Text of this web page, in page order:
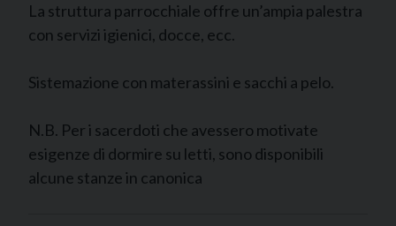
La struttura parrocchiale offre un’ampia palestra
con servizi igienici, docce, ecc.
Sistemazione con materassini e sacchi a pelo.
N.B. Per i sacerdoti che avessero motivate
esigenze di dormire su letti, sono disponibili
alcune stanze in canonica